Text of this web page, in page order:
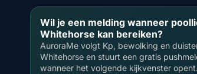
Wil je een melding wanneer
Whitehorse kan bereiken?
AuroraMe volgt Kp, bewolking en
Whitehorse en stuurt een gratis
wanneer het volgende kijkvenster opent.